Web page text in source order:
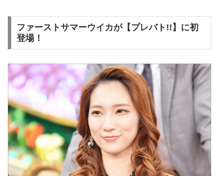
ファーストサマーウイカが【プレバト!!】に初
登場！